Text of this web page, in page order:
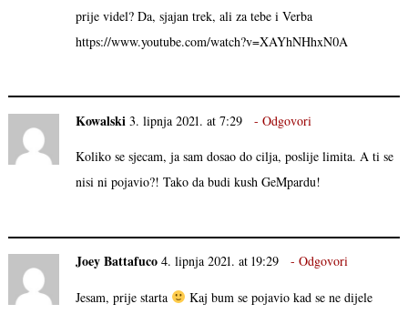
prije videl? Da, sjajan trek, ali za tebe i Verba
https://www.youtube.com/watch?v=XAYhNHhxN0A
Kowalski 3. lipnja 2021. at 7:29 Odgovori
Koliko se sjecam, ja sam dosao do cilja, poslije limita. A ti se
nisi ni pojavio?! Tako da budi kush GeMpardu!
Joey Battafuco 4. lipnja 2021. at 19:29 Odgovori
Jesam, prije starta
Kaj bum se pojavio kad se ne dijele